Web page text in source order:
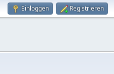
Einloggen Registrieren